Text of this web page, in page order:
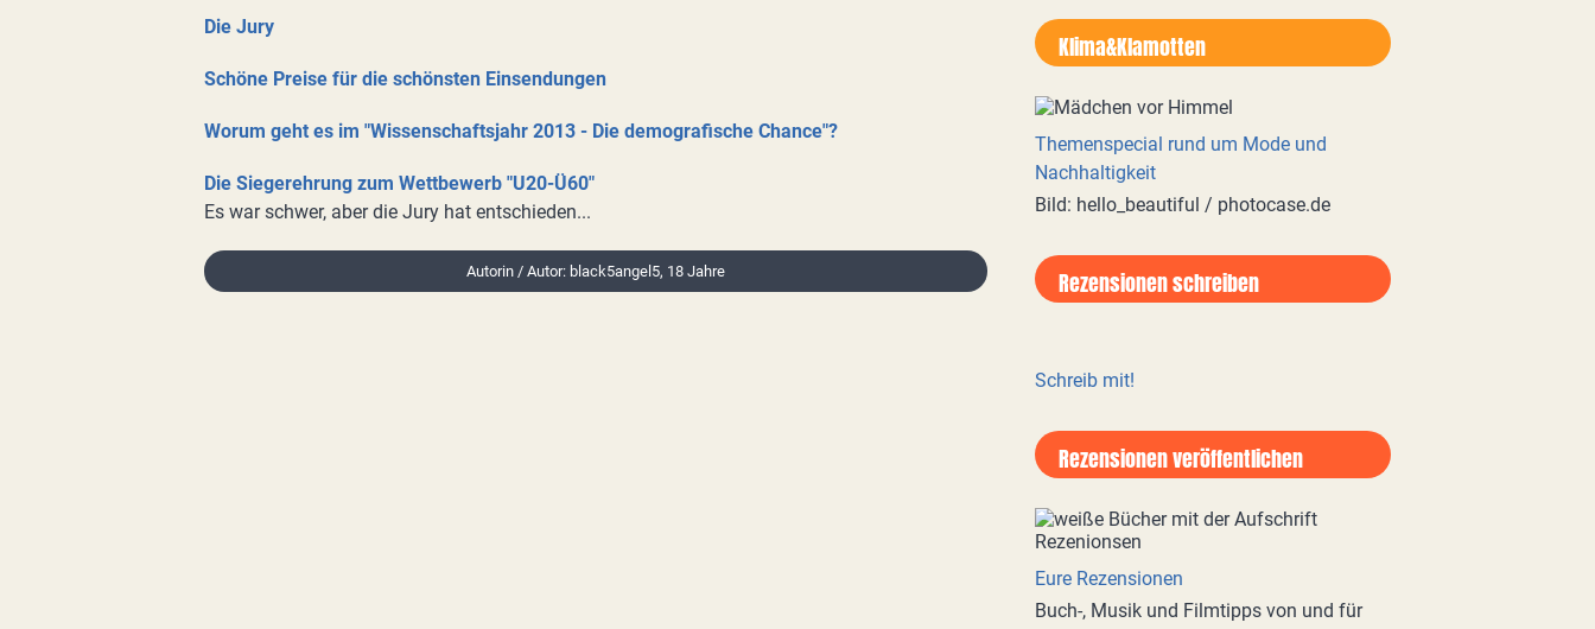
Die Jury
Schöne Preise für die schönsten Einsendungen
Worum geht es im "Wissenschaftsjahr 2013 - Die demografische Chance"?
Die Siegerehrung zum Wettbewerb "U20-Ü60"
Es war schwer, aber die Jury hat entschieden...
Autorin / Autor: black5angel5, 18 Jahre
Klima&Klamotten
Themenspecial rund um Mode und
Nachhaltigkeit
Bild: hello_beautiful / photocase.de
Rezensionen schreiben
Schreib mit!
Rezensionen veröffentlichen
Eure Rezensionen
Buch-, Musik und Filmtipps von und für